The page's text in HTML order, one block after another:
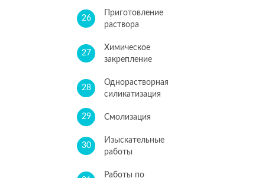
26
Приготовление
раствора
27
Химическое
закрепление
28
Однорастворная
силикатизация
29 Смолизация
30
Изыскательные
работы
Работы по